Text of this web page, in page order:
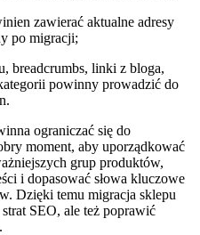
zawierać aktualne adresy
po migracji;
breadcrumbs, linki z bloga,
powinny prowadzić do
ograniczać się do
moment, aby uporządkować
grup produktów,
i dopasować słowa kluczowe
Dzięki temu migracja sklepu
SEO, ale też poprawić